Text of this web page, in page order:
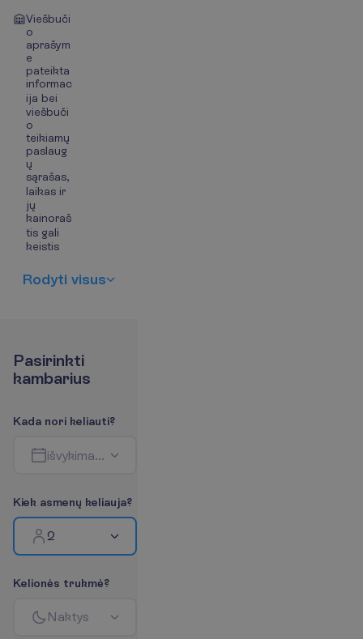
Viešbuči
o
aprašym
e
pateikta
informac
ija bei
viešbuči
o
teikiamų
paslaug
ų
sąrašas,
laikas ir
jų
kainoraš
tis gali
keistis
Rodyti visus
Pasirinkti
kambarius
Kada nori keliauti?
išvykimas g
Kiek asmenų keliauja?
2
Kelionės trukmė?
Naktys